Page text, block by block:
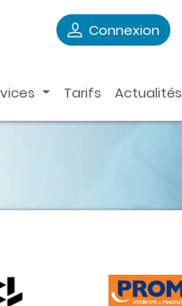
Connexion
Tarifs Actualités